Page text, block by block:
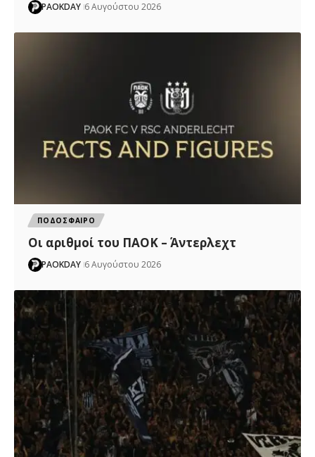
PAOKDAY 6 Αυγούστου 2026
ΠΟΔΟΣΦΑΙΡΟ
Oι αριθμοί του ΠΑΟΚ – Άντερλεχτ
PAOKDAY 6 Αυγούστου 2026